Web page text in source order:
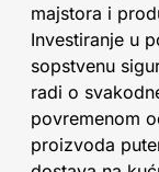
majstora i
Investiranje u
sopstvenu
radi o
povremenom
proizvoda